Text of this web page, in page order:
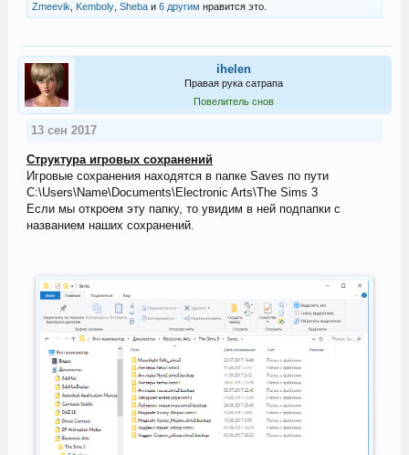
Zmeevik Kemboly, Shebaи 6 другим нравится это.
ihelen
Правая рука сатрапа
Повелитель снов
13 сен 2017
Структура игровых сохранений
Игровые сохранения находятся в папке Saves по пути
C:\Users\Name\Documents\Electronic Arts\The Sims 3
Если мы откроем эту папку, то увидим в ней подпапки с
названием наших сохранений.